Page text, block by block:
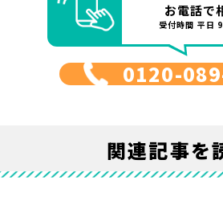
お電話で
受付時間 平日
0120-
関連記事を